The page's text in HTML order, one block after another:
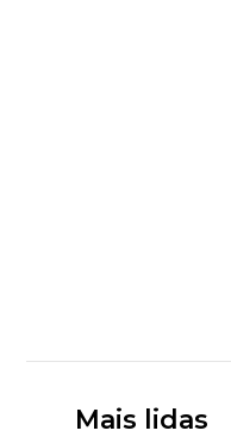
Mais lidas